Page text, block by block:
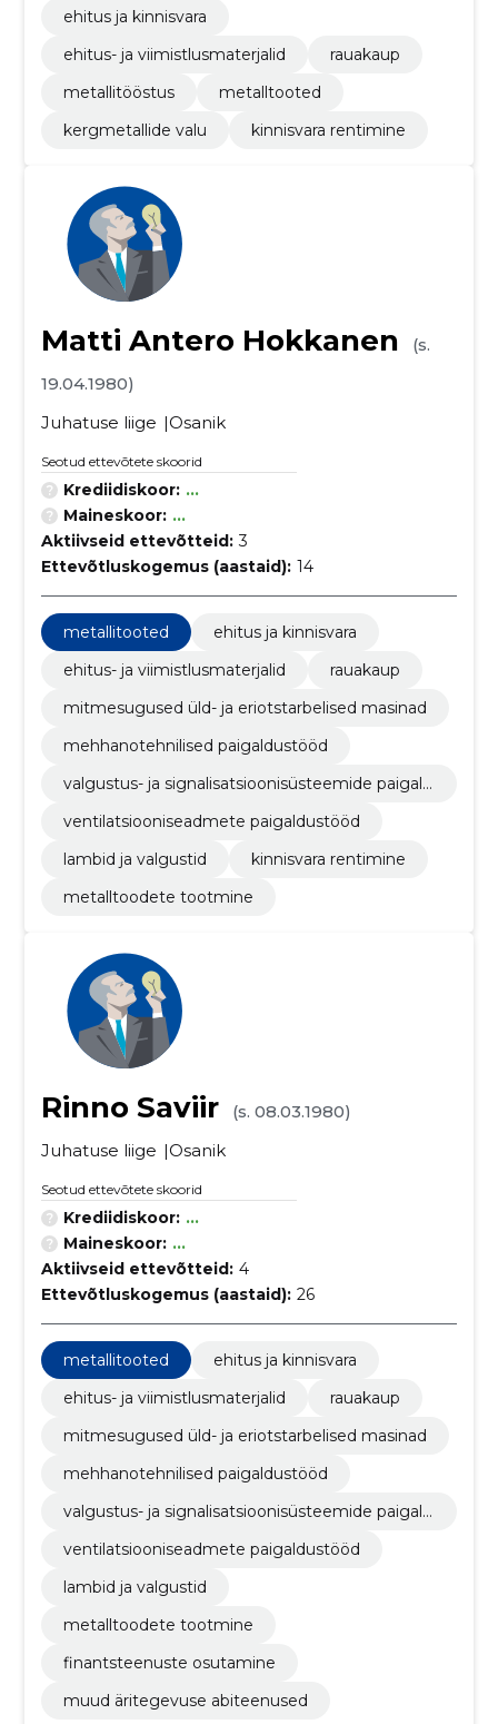
ehitus ja kinnisvara
ehitus- ja viimistlusmaterjalid
rauakaup
metallitööstus
metalltooted
kergmetallide valu
kinnisvara rentimine
Matti Antero Hokkanen
(s.
19.04.1980)
Juhatuse liige
Osanik
Seotud ettevõtete skoorid
Krediidiskoor: ...
Maineskoor: ...
Aktiivseid ettevõtteid: 3
Ettevõtluskogemus (aastaid): 14
metallitooted
ehitus ja kinnisvara
ehitus- ja viimistlusmaterjalid
rauakaup
mitmesugused üld- ja eriotstarbelised masinad
mehhanotehnilised paigaldustööd
valgustus- ja signalisatsioonisüsteemide paigald
ventilatsiooniseadmete paigaldustööd
lambid ja valgustid
kinnisvara rentimine
metalltoodete tootmine
Rinno Saviir
(s. 08.03.1980)
Juhatuse liige
Osanik
Seotud ettevõtete skoorid
Krediidiskoor: ...
Maineskoor: ...
Aktiivseid ettevõtteid: 4
Ettevõtluskogemus (aastaid): 26
metallitooted
ehitus ja kinnisvara
ehitus- ja viimistlusmaterjalid
rauakaup
mitmesugused üld- ja eriotstarbelised masinad
mehhanotehnilised paigaldustööd
valgustus- ja signalisatsioonisüsteemide paigald
ventilatsiooniseadmete paigaldustööd
lambid ja valgustid
metalltoodete tootmine
finantsteenuste osutamine
muud äritegevuse abiteenused